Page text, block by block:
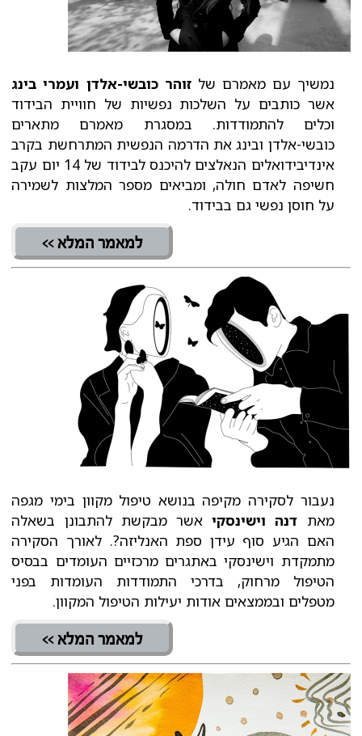
נמשיך עם מאמרם שלזוהר כובשי-אלדן ועמרי בינג
אשר כותבים על השלכות נפשיות של חוויית הבידוד
וכלים להתמודדות. במסגרת מאמרם מתארים
כובשי-אלדן ובינג את הדרמה הנפשית המתרחשת בקרב
אינדיבידואלים הנאלצים להיכנס לבידוד של 14 יום עקב
חשיפה לאדם חולה, ומביאים מספר המלצות לשמירה
על חוסן נפשי גם בבידוד.
למאמר המלא >>
נעבור לסקירה מקיפה בנושא טיפול מקוון בימי מגפה
מאת דנה וישינסקיאשר מבקשת להתבונן בשאלה
האם הגיע סוף עידן ספת האנליזה?. לאורך הסקירה
מתמקדת וישינסקי באתגרים מרכזיים העומדים בבסיס
הטיפול מרחוק, בדרכי התמודדות העומדות בפני
מטפלים ובממצאים אודות יעילות הטיפול המקוון.
למאמר המלא >>